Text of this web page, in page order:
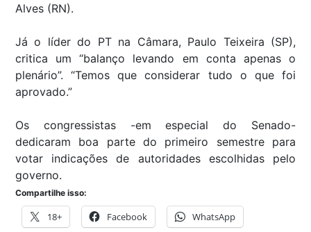
Alves (RN).
Já o líder do PT na Câmara, Paulo Teixeira (SP),
critica um “balanço levando em conta apenas o
plenário”. “Temos que considerar tudo o que foi
aprovado.”
Os congressistas -em especial do Senado-
dedicaram boa parte do primeiro semestre para
votar indicações de autoridades escolhidas pelo
governo.
Compartilhe isso:
18+ Facebook WhatsApp